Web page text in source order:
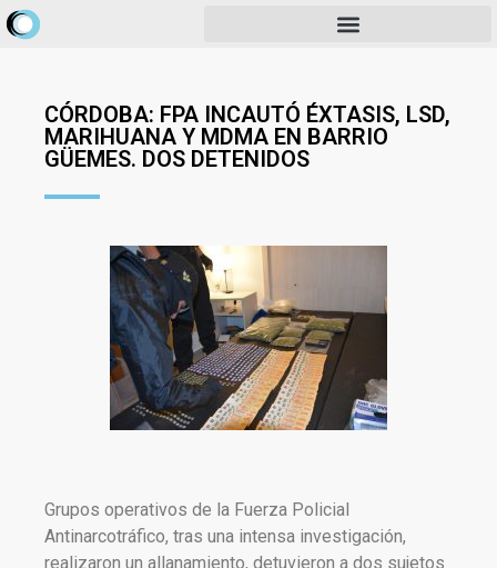
CÓRDOBA: FPA INCAUTÓ ÉXTASIS, LSD,
MARIHUANA Y MDMA EN BARRIO
GÜEMES. DOS DETENIDOS
Grupos operativos de la Fuerza Policial
Antinarcotráfico, tras una intensa investigación,
realizaron un allanamiento, detuvieron a dos sujetos